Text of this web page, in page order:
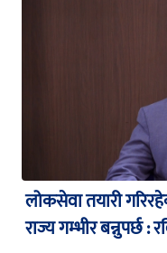
लोकसेवा तयारी
राज्य गम्भीर बन्नुपर्छ :